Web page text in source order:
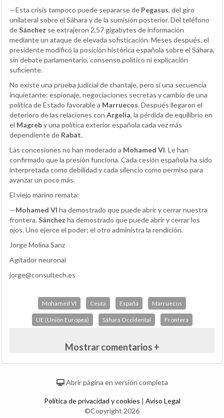
—Esta crisis tampoco puede separarse de Pegasus, del giro
unilateral sobre el Sáhara y de la sumisión posterior. Del teléfono
deSánchez se extrajeron 2,57 gigabytes de información
mediante un ataque de elevada sofisticación. Meses después, el
presidente modificó la posición histórica española sobre el Sáhara,
sin debate parlamentario, consenso político ni explicación
suficiente.
No existe una prueba judicial de chantaje, pero sí una secuencia
inquietante: espionaje, negociaciones secretas y cambio de una
política de Estado favorable a Marruecos. Después llegaron el
deterioro de las relaciones con Argelia, la pérdida de equilibrio en
el Magreby una política exterior española cada vez más
dependiente de Rabat.
Las concesiones no han moderado a Mohamed VI. Le han
confirmado que la presión funciona. Cada cesión española ha sido
interpretada como debilidad y cada silencio como permiso para
avanzar un poco más.
El viejo marino remata:
—Mohamed VI ha demostrado que puede abrir y cerrar nuestra
frontera.Sánchez ha demostrado que puede abrir y cerrar los
ojos. Uno ejerce el poder; el otro administra la rendición.
Jorge Molina Sanz
Agitador neuronal
jorge@consultech.es
Mohamed VI Ceuta España Marruecos
UE (Unión Europea) Sáhara Occidental Frontera
Mostrar comentarios +
Abrir página en versión completa
Política de privacidad y cookies | Aviso Legal
©Copyright 2026